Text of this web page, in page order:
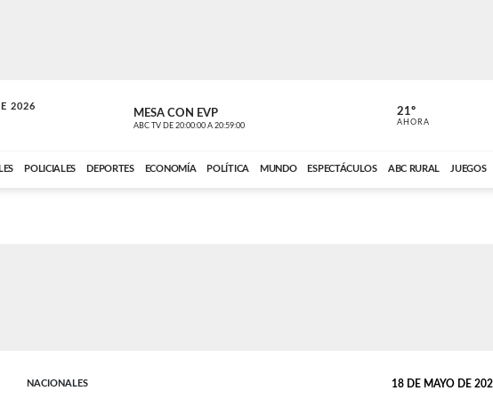
2026
MESA CON EVP
ABC TV DE 20:00:00 A 20:59:00 ABC CARDINAL
21º
AHORA
POLICIALES DEPORTES ECONOMÍA POLÍTICA MUNDO ESPECTÁCULOS ABC RURAL JUEGOS
NACIONALES 18 DE MAYO DE